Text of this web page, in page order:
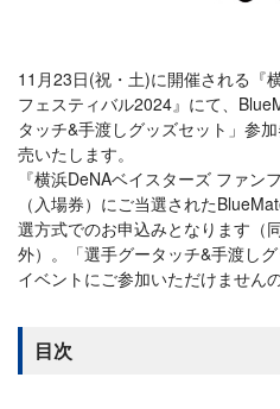
11月23日(祝・土)に開催される『
フェスティバル2024』にて、
タッチ&手渡しグッズセット」参
売いたします。
『横浜DeNAベイスターズ ファン
（入場券）にご当選された
選方式でのお申込みとなります（
外）。「選手グータッチ&手渡し
イベントにご参加いただけません
目次